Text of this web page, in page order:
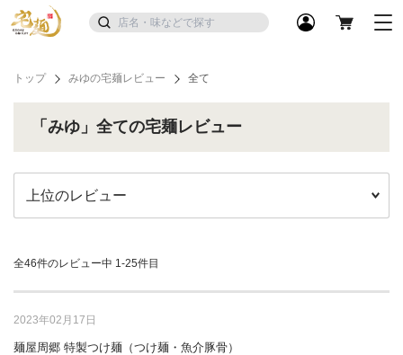
トップ みゆの宅麺レビュー 全て
「みゆ」全ての宅麺レビュー
全46件のレビュー中 1-25件目
2023年02月17日
麺屋周郷 特製つけ麺（つけ麺・魚介豚骨）